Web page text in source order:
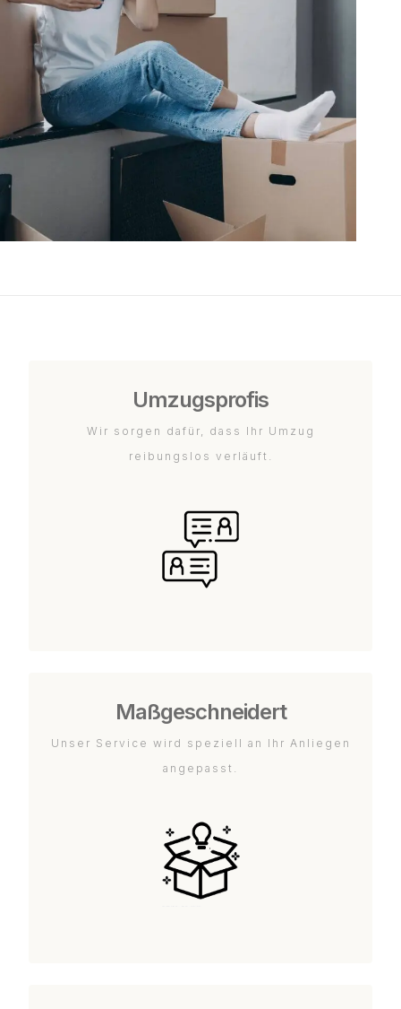
Umzugsprofis
Wir sorgen dafür, dass Ihr Umzug
reibungslos verläuft.
Maßgeschneidert
Unser Service wird speziell an Ihr Anliegen
angepasst.